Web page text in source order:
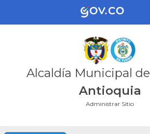
Alcaldía Municipal de
Antioquia
Administrar Sitio